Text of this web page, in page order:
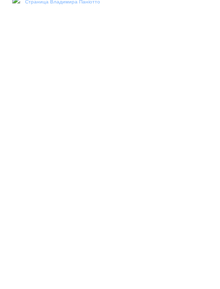
Страница Владимира Паніотто